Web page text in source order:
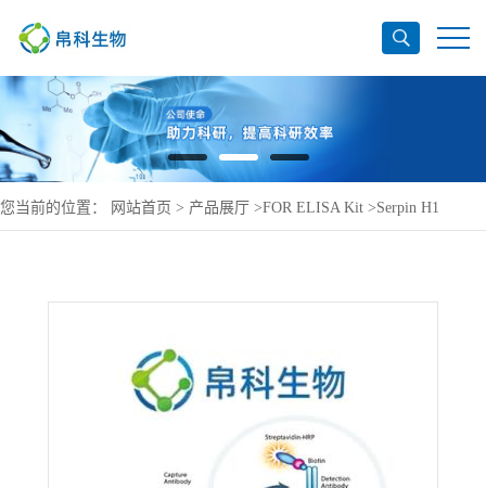
您当前的位置： 网站首页 > 产品展厅 >FOR ELISA Kit >Serpin H1